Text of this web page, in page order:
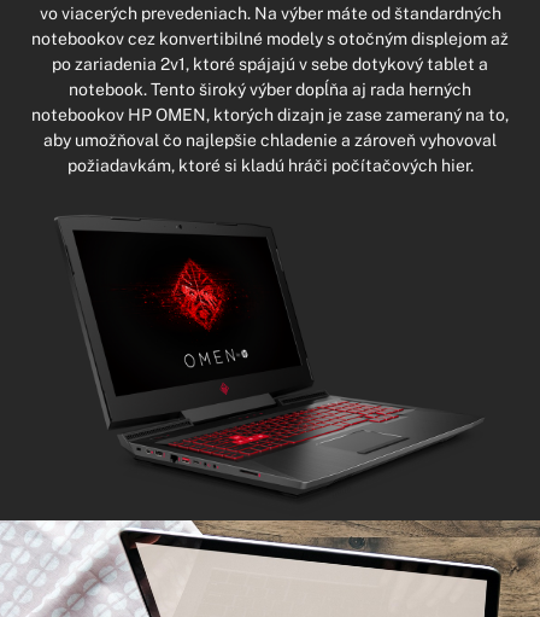
vo viacerých prevedeniach. Na výber máte od štandardných
notebookov cez konvertibilné modely s otočným displejom až
po zariadenia 2v1, ktoré spájajú v sebe dotykový tablet a
notebook. Tento široký výber dopĺňa aj rada herných
notebookov HP OMEN, ktorých dizajn je zase zameraný na to,
aby umožňoval čo najlepšie chladenie a zároveň vyhovoval
požiadavkám, ktoré si kladú hráči počítačových hier.